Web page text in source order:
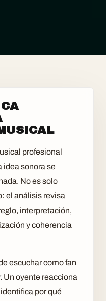
profesional
idea sonora se
No es solo
el análisis revisa
interpretación,
y coherencia
escuchar como fan
Un oyente reacciona
por qué